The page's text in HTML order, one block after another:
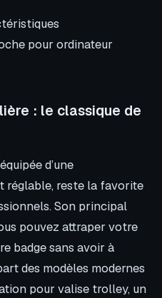
pour ordinateur
: le classique de
d’une
réglable, reste la favorite
Son principal
pouvez attraper votre
badge sans avoir à
des modèles modernes
pour valise trolley, un